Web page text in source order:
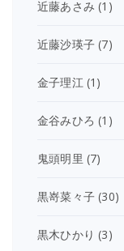
近藤あさみ (1)
近藤沙瑛子 (7)
金子理江(1)
金谷みひろ (1)
鬼頭明里 (7)
黒嵜菜々子 (30)
黒木ひかり (3)